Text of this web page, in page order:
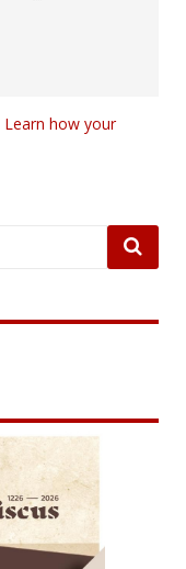
Learn how your